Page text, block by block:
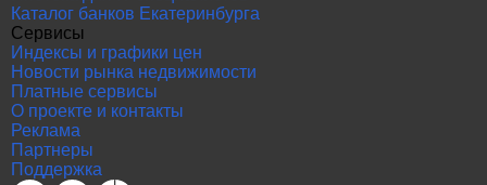
Каталог банков Екатеринбурга
Сервисы
Индексы и графики цен
Новости рынка недвижимости
Платные сервисы
О проекте и контакты
Реклама
Партнеры
Поддержка